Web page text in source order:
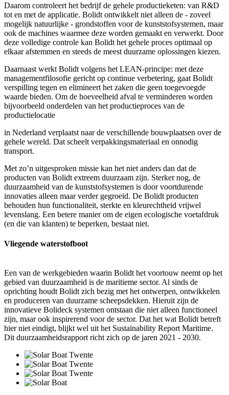
Daarom controleert het bedrijf de gehele productieketen: van R&D
tot en met de applicatie. Bolidt ontwikkelt niet alleen de - zoveel
mogelijk natuurlijke - grondstoffen voor de kunststofsystemen, maar
ook de machines waarmee deze worden gemaakt en verwerkt. Door
deze volledige controle kan Bolidt het gehele proces optimaal op
elkaar afstemmen en steeds de meest duurzame oplossingen kiezen.
Daarnaast werkt Bolidt volgens het LEAN-principe: met deze
managementfilosofie gericht op continue verbetering, gaat Bolidt
verspilling tegen en elimineert het zaken die geen toegevoegde
waarde bieden. Om de hoeveelheid afval te verminderen worden
bijvoorbeeld onderdelen van het productieproces van de
productielocatie
in Nederland verplaatst naar de verschillende bouwplaatsen over de
gehele wereld. Dat scheelt verpakkingsmateriaal en onnodig
transport.
Met zo’n uitgesproken missie kan het niet anders dan dat de
producten van Bolidt extreem duurzaam zijn. Sterker nog, de
duurzaamheid van de kunststofsystemen is door voortdurende
innovaties alleen maar verder gegroeid. De Bolidt producten
behouden hun functionaliteit, sterkte en kleurechtheid vrijwel
levenslang. Een betere manier om de eigen ecologische voetafdruk
(en die van klanten) te beperken, bestaat niet.
Vliegende waterstofboot
Een van de werkgebieden waarin Bolidt het voortouw neemt op het
gebied van duurzaamheid is de maritieme sector. Al sinds de
oprichting houdt Bolidt zich bezig met het ontwerpen, ontwikkelen
en produceren van duurzame scheepsdekken. Hieruit zijn de
innovatieve Bolideck systemen ontstaan die niet alleen functioneel
zijn, maar ook inspirerend voor de sector. Dat het wat Bolidt betreft
hier niet eindigt, blijkt wel uit het Sustainability Report Maritime.
Dit duurzaamheidsrapport richt zich op de jaren 2021 - 2030.